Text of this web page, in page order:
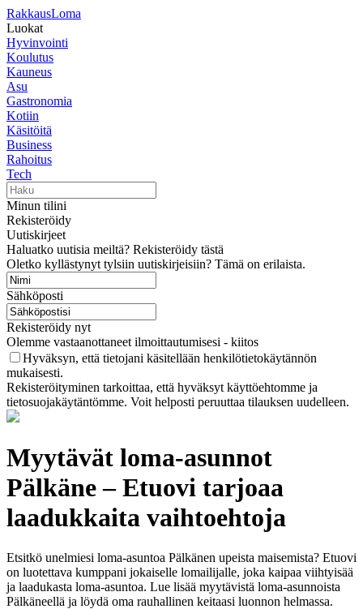
RakkausLoma
Luokat
Hyvinvointi
Koulutus
Kauneus
Asu
Gastronomia
Kotiin
Käsitöitä
Business
Rahoitus
Tech
Minun tilini
Rekisteröidy
Uutiskirjeet
Haluatko uutisia meiltä? Rekisteröidy tästä
Oletko kyllästynyt tylsiin uutiskirjeisiin? Tämä on erilaista.
Sähköposti
Rekisteröidy nyt
Olemme vastaanottaneet ilmoittautumisesi - kiitos
Hyväksyn, että tietojani käsitellään henkilötietokäytännön
mukaisesti.
Rekisteröityminen tarkoittaa, että hyväksyt käyttöehtomme ja
tietosuojakäytäntömme. Voit helposti peruuttaa tilauksen uudelleen.
Myytävät loma-asunnot
Pälkäne – Etuovi tarjoaa
laadukkaita vaihtoehtoja
Etsitkö unelmiesi loma-asuntoa Pälkänen upeista maisemista? Etuovi
on luotettava kumppani jokaiselle lomailijalle, joka kaipaa viihtyisää
ja laadukasta loma-asuntoa. Lue lisää myytävistä loma-asunnoista
Pälkäneellä ja löydä oma rauhallinen keitaasi luonnon helmassa.